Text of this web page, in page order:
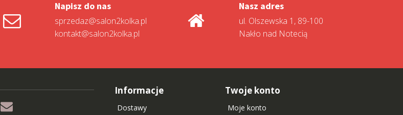
Napisz do nas
sprzedaz@salon2kolka.pl
kontakt@salon2kolka.pl
Nasz adres
ul. Olszewska 1, 89-100
Nakło nad Notecią
Informacje
Dostawy
Twoje konto
Moje konto